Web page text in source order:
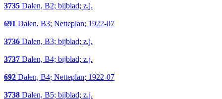
3735 Dalen, B2; bijblad; z.j.
691 Dalen, B3; Netteplan; 1922-07
3736 Dalen, B3; bijblad; z.j.
3737 Dalen, B4; bijblad; z.j.
692 Dalen, B4; Netteplan; 1922-07
3738 Dalen, B5; bijblad; z.j.